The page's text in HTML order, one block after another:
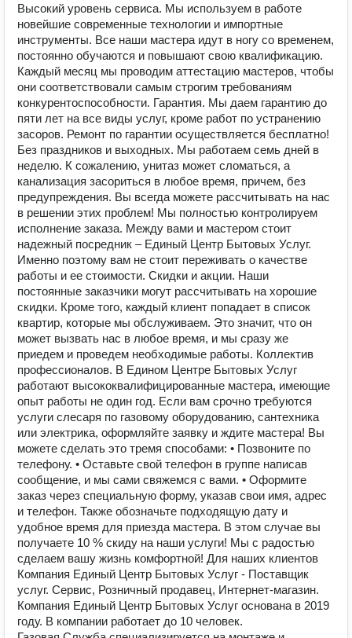
Высокий уровень сервиса. Мы используем в работе
новейшие современные технологии и импортные
инструменты. Все наши мастера идут в ногу со временем,
постоянно обучаются и повышают свою квалификацию.
Каждый месяц мы проводим аттестацию мастеров, чтобы
они соответствовали самым строгим требованиям
конкурентоспособности. Гарантия. Мы даем гарантию до
пяти лет на все виды услуг, кроме работ по устранению
засоров. Ремонт по гарантии осуществляется бесплатно!
Без праздников и выходных. Мы работаем семь дней в
неделю. К сожалению, унитаз может сломаться, а
канализация засориться в любое время, причем, без
предупреждения. Вы всегда можете рассчитывать на нас
в решении этих проблем! Мы полностью контролируем
исполнение заказа. Между вами и мастером стоит
надежный посредник – Единый Центр Бытовых Услуг.
Именно поэтому вам не стоит переживать о качестве
работы и ее стоимости. Скидки и акции. Наши
постоянные заказчики могут рассчитывать на хорошие
скидки. Кроме того, каждый клиент попадает в список
квартир, которые мы обслуживаем. Это значит, что он
может вызвать нас в любое время, и мы сразу же
приедем и проведем необходимые работы. Коллектив
профессионалов. В Едином Центре Бытовых Услуг
работают высококвалифицированные мастера, имеющие
опыт работы не один год. Если вам срочно требуются
услуги слесаря по газовому оборудованию, сантехника
или электрика, оформляйте заявку и ждите мастера! Вы
можете сделать это тремя способами: • Позвоните по
телефону. • Оставьте свой телефон в группе написав
сообщение, и мы сами свяжемся с вами. • Оформите
заказ через специальную форму, указав свои имя, адрес
и телефон. Также обозначьте подходящую дату и
удобное время для приезда мастера. В этом случае вы
получаете 10 % скиду на наши услуги! Мы с радостью
сделаем вашу жизнь комфортной! Для наших клиентов
Компания Единый Центр Бытовых Услуг - Поставщик
услуг. Сервис, Розничный продавец, Интернет-магазин.
Компания Единый Центр Бытовых Услуг основана в 2019
году. В компании работает до 10 человек.